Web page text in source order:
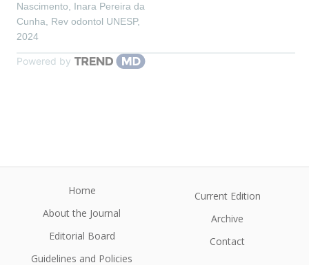
Nascimento, Inara Pereira da
Cunha
Rev odontol UNESP,
2024
Powered by
Home
About the Journal
Editorial Board
Guidelines and Policies
Current Edition
Archive
Contact